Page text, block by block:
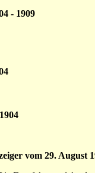
- 1909
vom 29. August